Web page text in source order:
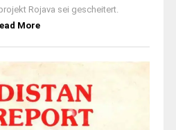
Rojava sei gescheitert.
More